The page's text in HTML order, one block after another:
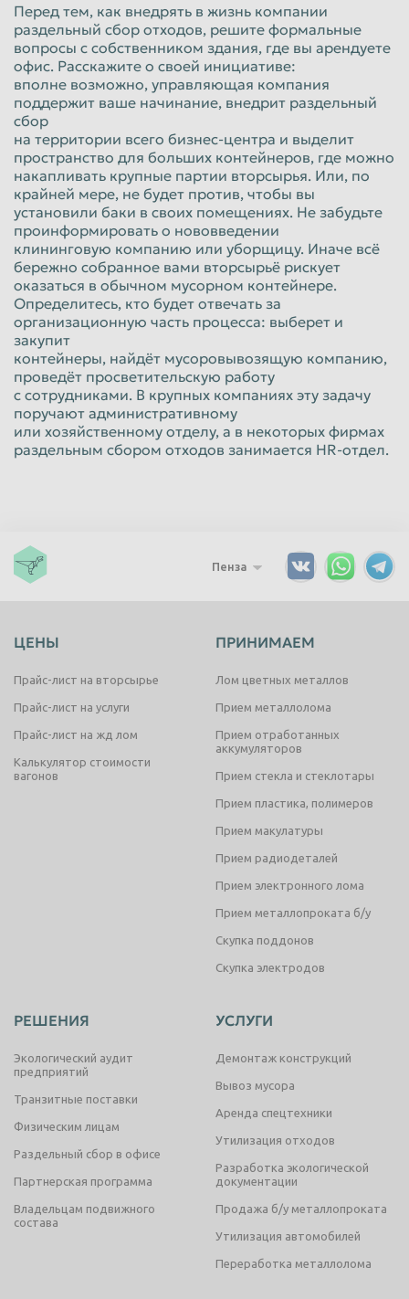
Перед тем, как внедрять в жизнь компании
раздельный сбор отходов, решите формальные
вопросы с собственником здания, где вы арендуете
офис. Расскажите о своей инициативе:
вполне возможно, управляющая компания
поддержит ваше начинание, внедрит раздельный
сбор
на территории всего бизнес-центра и выделит
пространство для больших контейнеров, где можно
накапливать крупные партии вторсырья. Или, по
крайней мере, не будет против, чтобы вы
установили баки в своих помещениях. Не забудьте
проинформировать о нововведении
клининговую компанию или уборщицу. Иначе всё
бережно собранное вами вторсырьё рискует
оказаться в обычном мусорном контейнере.
Определитесь, кто будет отвечать за
организационную часть процесса: выберет и
закупит
контейнеры, найдёт мусоровывозящую компанию,
проведёт просветительскую работу
с сотрудниками. В крупных компаниях эту задачу
поручают административному
или хозяйственному отделу, а в некоторых фирмах
раздельным сбором отходов занимается HR-отдел.
Пенза
ЦЕНЫ
Прайс-лист на вторсырье
Прайс-лист на услуги
Прайс-лист на жд лом
Калькулятор стоимости
вагонов
ПРИНИМАЕМ
Лом цветных металлов
Прием металлолома
Прием отработанных
аккумуляторов
Прием стекла и стеклотары
Прием пластика, полимеров
Прием макулатуры
Прием радиодеталей
Прием электронного лома
Прием металлопроката б/у
Скупка поддонов
Скупка электродов
РЕШЕНИЯ
Экологический аудит
предприятий
Транзитные поставки
Физическим лицам
Раздельный сбор в офисе
Партнерская программа
Владельцам подвижного
состава
УСЛУГИ
Демонтаж конструкций
Вывоз мусора
Аренда спецтехники
Утилизация отходов
Разработка экологической
документации
Продажа б/у металлопроката
Утилизация автомобилей
Переработка металлолома